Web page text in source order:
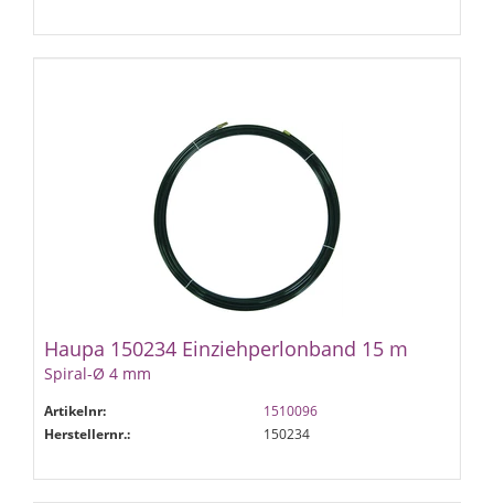
Haupa 150234 Einziehperlonband 15 m
Spiral-Ø 4 mm
Artikelnr:
1510096
Herstellernr.:
150234